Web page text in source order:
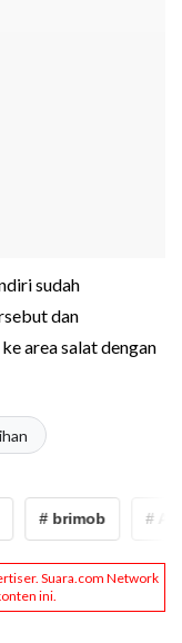
sudah
dan
area salat dengan
# brimob # Air